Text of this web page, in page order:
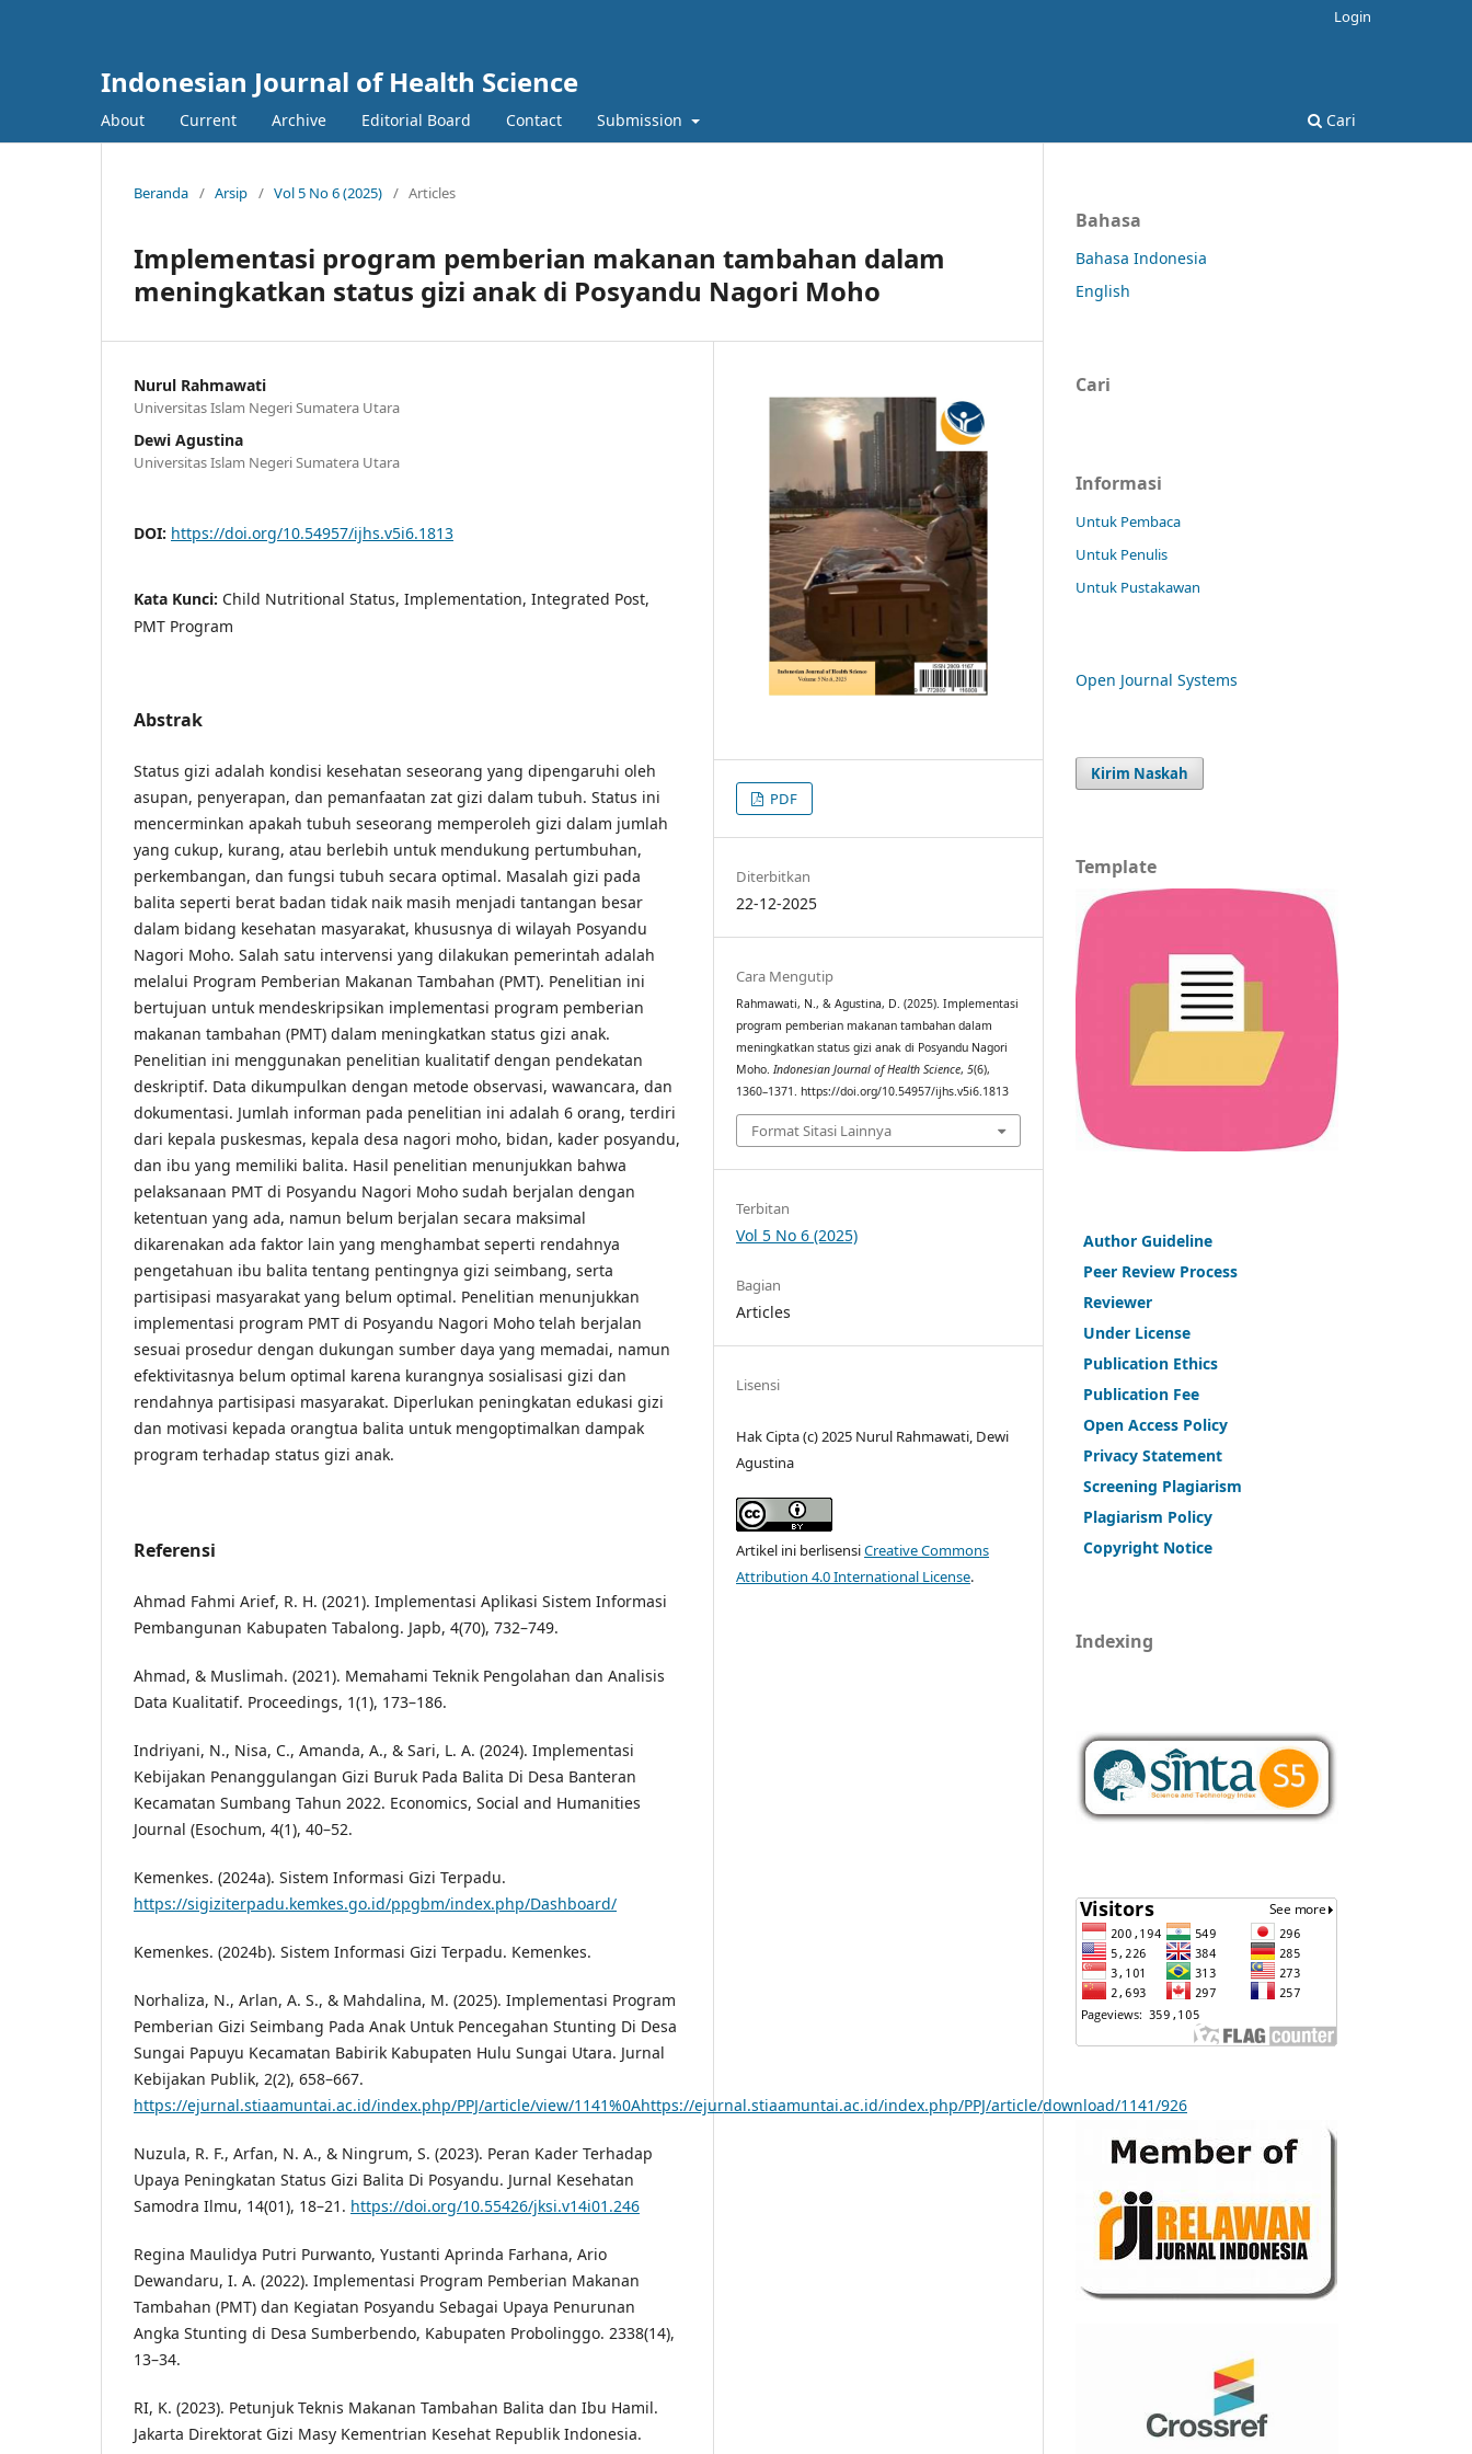
Indonesian Journal of Health Science
About Current Archive Editorial Board Contact Submission Cari
Login
Beranda / Arsip / Vol 5 No 6 (2025) / Articles
Implementasi program pemberian makanan tambahan dalam
meningkatkan status gizi anak di Posyandu Nagori Moho
Nurul Rahmawati
Universitas Islam Negeri Sumatera Utara
Dewi Agustina
Universitas Islam Negeri Sumatera Utara
DOI: https://doi.org/10.54957/ijhs.v5i6.1813
Kata Kunci: Child Nutritional Status, Implementation, Integrated Post,
PMT Program
Abstrak
Status gizi adalah kondisi kesehatan seseorang yang dipengaruhi oleh
asupan, penyerapan, dan pemanfaatan zat gizi dalam tubuh. Status ini
mencerminkan apakah tubuh seseorang memperoleh gizi dalam jumlah
yang cukup, kurang, atau berlebih untuk mendukung pertumbuhan,
perkembangan, dan fungsi tubuh secara optimal. Masalah gizi pada
balita seperti berat badan tidak naik masih menjadi tantangan besar
dalam bidang kesehatan masyarakat, khususnya di wilayah Posyandu
Nagori Moho. Salah satu intervensi yang dilakukan pemerintah adalah
melalui Program Pemberian Makanan Tambahan (PMT). Penelitian ini
bertujuan untuk mendeskripsikan implementasi program pemberian
makanan tambahan (PMT) dalam meningkatkan status gizi anak.
Penelitian ini menggunakan penelitian kualitatif dengan pendekatan
deskriptif. Data dikumpulkan dengan metode observasi, wawancara, dan
dokumentasi. Jumlah informan pada penelitian ini adalah 6 orang, terdiri
dari kepala puskesmas, kepala desa nagori moho, bidan, kader posyandu,
dan ibu yang memiliki balita. Hasil penelitian menunjukkan bahwa
pelaksanaan PMT di Posyandu Nagori Moho sudah berjalan dengan
ketentuan yang ada, namun belum berjalan secara maksimal
dikarenakan ada faktor lain yang menghambat seperti rendahnya
pengetahuan ibu balita tentang pentingnya gizi seimbang, serta
partisipasi masyarakat yang belum optimal. Penelitian menunjukkan
implementasi program PMT di Posyandu Nagori Moho telah berjalan
sesuai prosedur dengan dukungan sumber daya yang memadai, namun
efektivitasnya belum optimal karena kurangnya sosialisasi gizi dan
rendahnya partisipasi masyarakat. Diperlukan peningkatan edukasi gizi
dan motivasi kepada orangtua balita untuk mengoptimalkan dampak
program terhadap status gizi anak.
Referensi
Ahmad Fahmi Arief, R. H. (2021). Implementasi Aplikasi Sistem Informasi
Pembangunan Kabupaten Tabalong. Japb, 4(70), 732–749.
Ahmad, & Muslimah. (2021). Memahami Teknik Pengolahan dan Analisis
Data Kualitatif. Proceedings, 1(1), 173–186.
Indriyani, N., Nisa, C., Amanda, A., & Sari, L. A. (2024). Implementasi
Kebijakan Penanggulangan Gizi Buruk Pada Balita Di Desa Banteran
Kecamatan Sumbang Tahun 2022. Economics, Social and Humanities
Journal (Esochum, 4(1), 40–52.
Kemenkes. (2024a). Sistem Informasi Gizi Terpadu.
https://sigiziterpadu.kemkes.go.id/ppgbm/index.php/Dashboard/
Kemenkes. (2024b). Sistem Informasi Gizi Terpadu. Kemenkes.
Norhaliza, N., Arlan, A. S., & Mahdalina, M. (2025). Implementasi Program
Pemberian Gizi Seimbang Pada Anak Untuk Pencegahan Stunting Di Desa
Sungai Papuyu Kecamatan Babirik Kabupaten Hulu Sungai Utara. Jurnal
Kebijakan Publik, 2(2), 658–667.
https://ejurnal.stiaamuntai.ac.id/index.php/PPJ/article/view/1141%0Ahttps://ejurnal.stiaamuntai.ac.id/index.php/PPJ/article/download/1141/926
Nuzula, R. F., Arfan, N. A., & Ningrum, S. (2023). Peran Kader Terhadap
Upaya Peningkatan Status Gizi Balita Di Posyandu. Jurnal Kesehatan
Samodra Ilmu, 14(01), 18–21. https://doi.org/10.55426/jksi.v14i01.246
Regina Maulidya Putri Purwanto, Yustanti Aprinda Farhana, Ario
Dewandaru, I. A. (2022). Implementasi Program Pemberian Makanan
Tambahan (PMT) dan Kegiatan Posyandu Sebagai Upaya Penurunan
Angka Stunting di Desa Sumberbendo, Kabupaten Probolinggo. 2338(14),
13–34.
RI, K. (2023). Petunjuk Teknis Makanan Tambahan Balita dan Ibu Hamil.
Jakarta Direktorat Gizi Masy Kementrian Kesehat Republik Indonesia.
PDF
Diterbitkan
22-12-2025
Cara Mengutip
Rahmawati, N., & Agustina, D. (2025). Implementasi
program pemberian makanan tambahan dalam
meningkatkan status gizi anak di Posyandu Nagori
Moho.Indonesian Journal of Health Science,5(6),
1360–1371. https://doi.org/10.54957/ijhs.v5i6.1813
Format Sitasi Lainnya
Terbitan
Vol 5 No 6 (2025)
Bagian
Articles
Lisensi
Hak Cipta (c) 2025 Nurul Rahmawati, Dewi
Agustina
Artikel ini berlisensiCreative Commons
Attribution 4.0 International License.
Bahasa
Bahasa Indonesia
English
Cari
Informasi
Untuk Pembaca
Untuk Penulis
Untuk Pustakawan
Open Journal Systems
Kirim Naskah
Template
Author Guideline
Peer Review Process
Reviewer
Under License
Publication Ethics
Publication Fee
Open Access Policy
Privacy Statement
Screening Plagiarism
Plagiarism Policy
Copyright Notice
Indexing